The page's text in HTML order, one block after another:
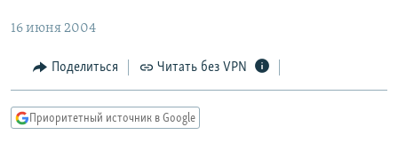
Вернутся
Вернутся
МНЕНИЯ
КУЛЬТУРА
КАВКАЗ.РЕАЛИИ
16 июня 2004
Поделиться Читать без VPN
Приоритетный источник в Google